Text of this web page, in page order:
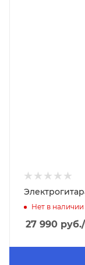
Нет в наличии
27 990 руб.